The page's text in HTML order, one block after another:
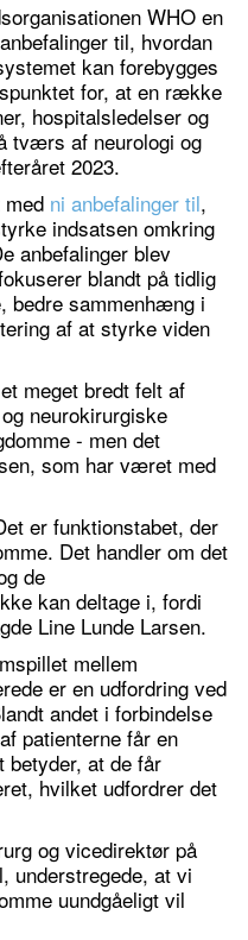
WHO en
til, hvordan
kan forebygges
for, at en række
hospitalsledelser og
tværs af neurologi og
2023.
ni anbefalinger til,
indsatsen omkring
anbefalinger blev
blandt på tidlig
bedre sammenhæng i
af at styrke viden
meget bredt felt af
neurokirurgiske
- men det
som har været med
er funktionstabet, der
Det handler om det
de
kan deltage i, fordi
Line Lunde Larsen.
mellem
er en udfordring ved
andet i forbindelse
patienterne får en
betyder, at de får
hvilket udfordrer det
og vicedirektør på
understregede, at vi
uundgåeligt vil